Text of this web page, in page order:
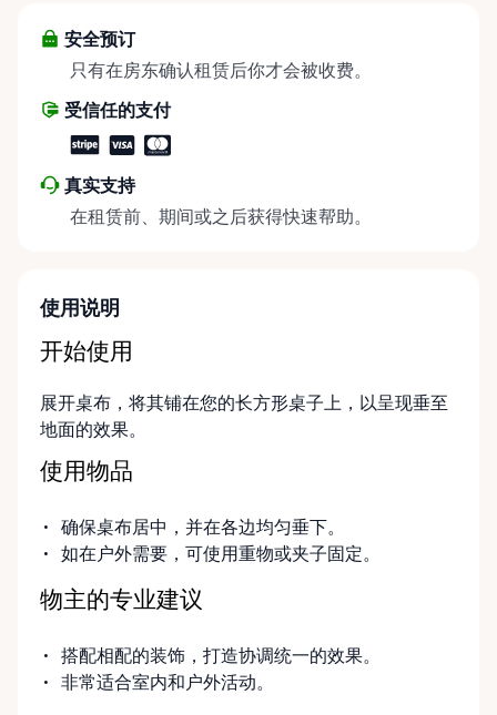
about more than just saving money; it’s about
helping people enjoy more for less while making a
share instead of buy, we’re all doing our part to
make things easier on Mother Nature.
安全预订
只有在房东确认租赁后你才会被收费。
受信任的支付
真实支持
在租赁前、期间或之后获得快速帮助。
使用说明
开始使用
展开桌布，将其铺在您的长方形桌子上，以呈现垂至
地面的效果。
使用物品
确保桌布居中，并在各边均匀垂下。
如在户外需要，可使用重物或夹子固定。
物主的专业建议
搭配相配的装饰，打造协调统一的效果。
非常适合室内和户外活动。